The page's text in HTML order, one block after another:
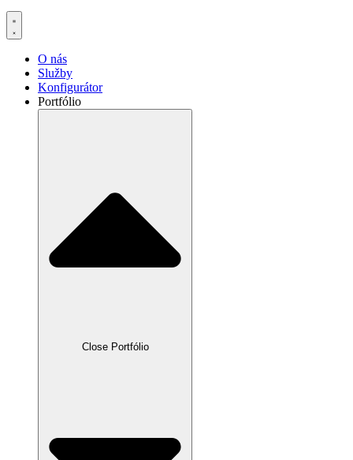
O nás
Služby
Konfigurátor
Portfólio
Close Portfólio